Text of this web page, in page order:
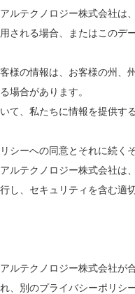
ルテクノロジー株式会社は
される場合、またはこのデ
様の情報は、お客様の州、
場合があります。
て、私たちに情報を提供す
シーへの同意とそれに続く
ルテクノロジー株式会社
し、セキュリティを含む適
ルテクノロジー株式会社
、別のプライバシーポリシ